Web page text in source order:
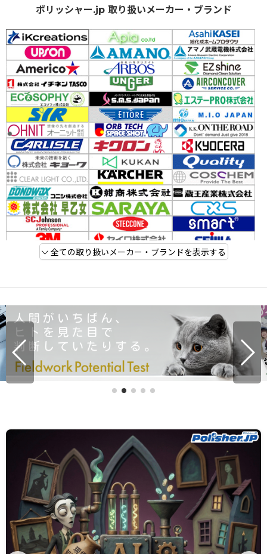
ポリッシャー.jp 取り扱いメーカー・ブランド
全ての取り扱いメーカー・ブランドを表示する